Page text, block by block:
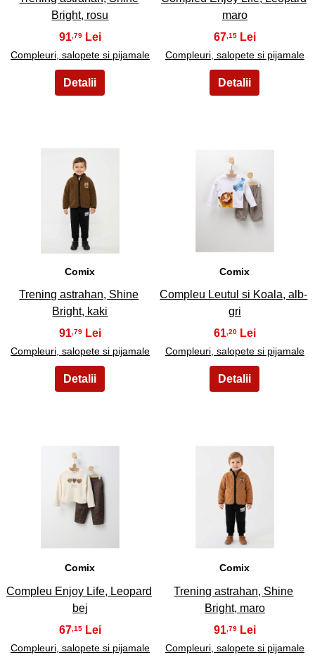
Bright, rosu
91 ,79
Compleuri, salopete si pijamale
maro
67,15
Compleuri, salopete si pijamale
27
Comix
Trening astrahan, Shine
Bright, kaki
91 ,79
Compleuri, salopete si pijamale
28
Comix
Compleu Leutul si Koala, alb-
gri
61 ,20
Compleuri, salopete si pijamale
29
Comix
Compleu Enjoy Life, Leopard
bej
67,15
Compleuri, salopete si pijamale
30
Comix
Trening astrahan, Shine
Bright, maro
91 ,79
Compleuri, salopete si pijamale